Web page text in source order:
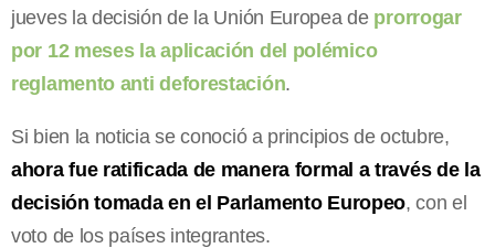
jueves la decisión de la Unión Europea de prorrogar
por 12 meses la aplicación del polémico
reglamento anti deforestación.
Si bien la noticia se conoció a principios de octubre,
ahora fue ratificada de manera formal a través de la
decisión tomada en el Parlamento Europeo, con el
voto de los países integrantes.